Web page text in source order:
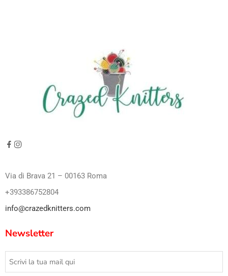
Via di Brava 21 – 00163 Roma
+393386752804
info@crazedknitters.com
Newsletter